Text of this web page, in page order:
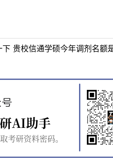
贵校信通学硕今年调剂名额